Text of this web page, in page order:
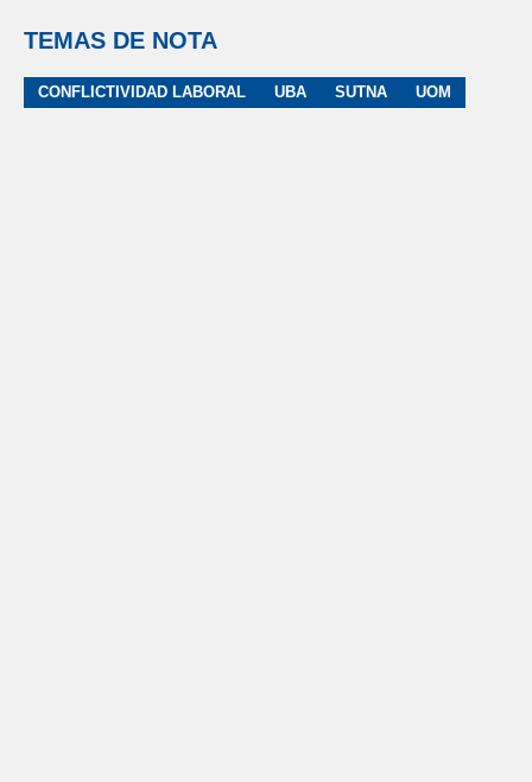
TEMAS DE NOTA
CONFLICTIVIDAD LABORAL UBA SUTNA UOM